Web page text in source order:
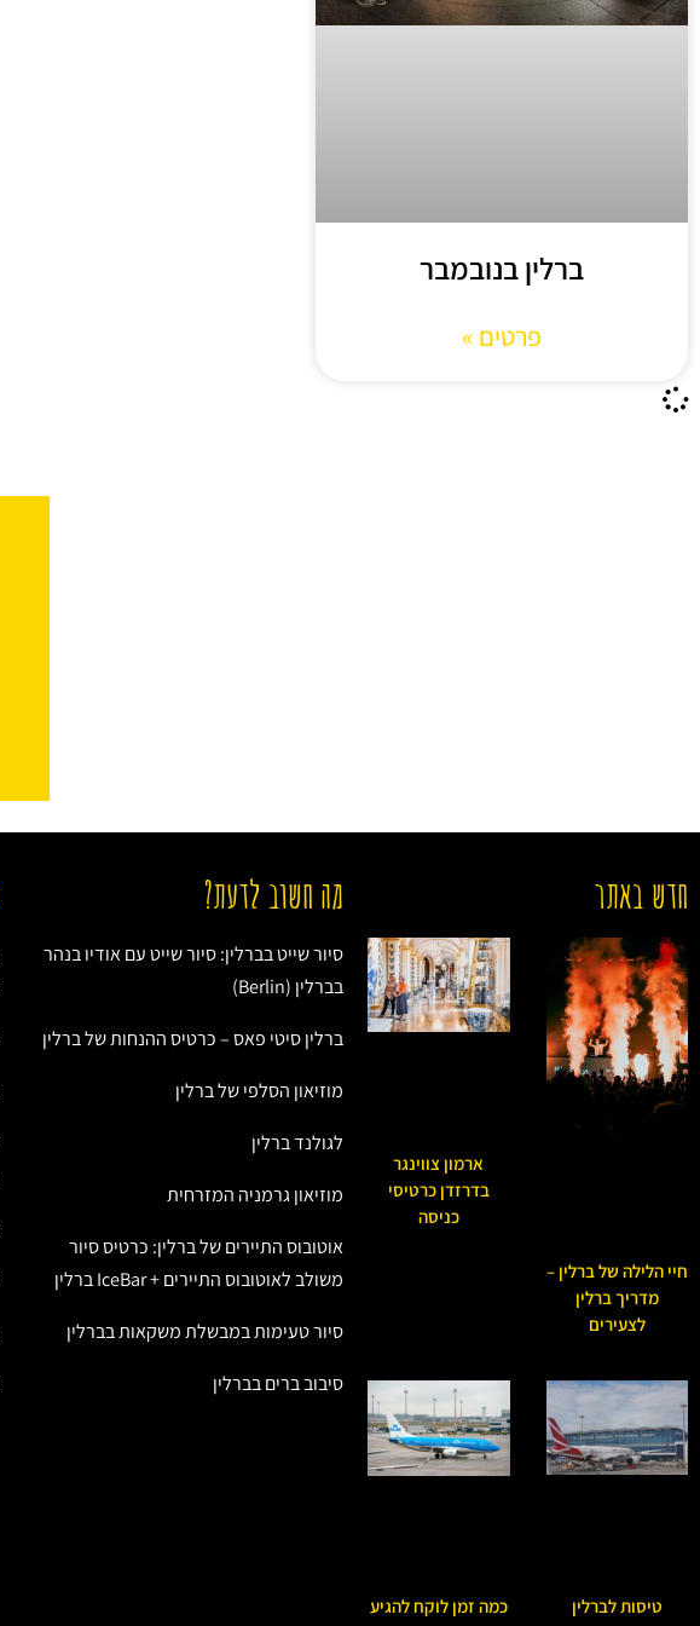
ברלין בנובמבר
פרטים »
חדש באתר
חיי הלילה של ברלין –
מדריך ברלין
לצעירים
ארמון צווינגר
בדרזדן כרטיסי
כניסה
טיסות לברלין
כמה זמן לוקח להגיע
מה חשוב לדעת?
סיור שייט בברלין: סיור שייט עם אודיו בנהר
בברלין (Berlin)
ברלין סיטי פאס – כרטיס ההנחות של ברלין
מוזיאון הסלפי של ברלין
לגולנד ברלין
מוזיאון גרמניה המזרחית
אוטובוס התיירים של ברלין: כרטיס סיור
משולב לאוטובוס התיירים + IceBar ברלין
סיור טעימות במבשלת משקאות בברלין
סיבוב ברים בברלין